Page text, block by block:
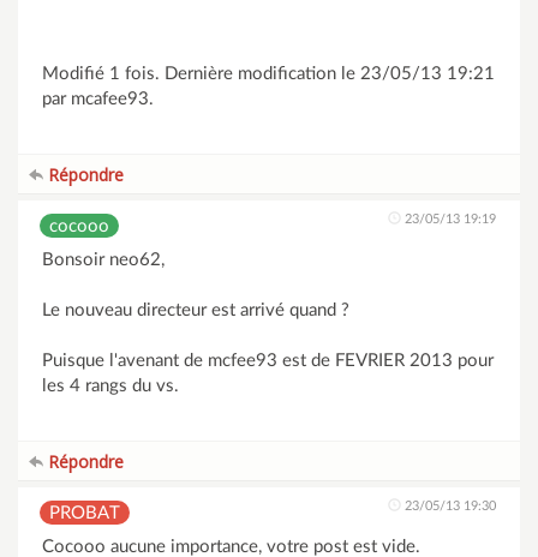
Modifié 1 fois. Dernière modification le 23/05/13 19:21
par mcafee93.
Répondre
cocooo 23/05/13 19:19
Bonsoir neo62,
Le nouveau directeur est arrivé quand ?
Puisque l'avenant de mcfee93 est de FEVRIER 2013 pour
les 4 rangs du vs.
Répondre
PROBAT 23/05/13 19:30
Cocooo aucune importance, votre post est vide.